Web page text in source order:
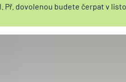
Př. dovolenou budete čerpat v